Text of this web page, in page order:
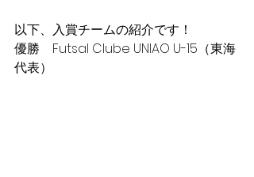
以下、入賞チームの紹介です！
優勝 Futsal Clube UNIAO U-15 （東海
代表）